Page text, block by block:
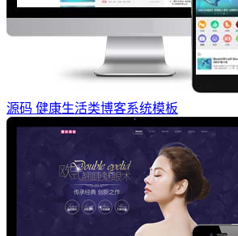
源码 健康生活类博客系统模板